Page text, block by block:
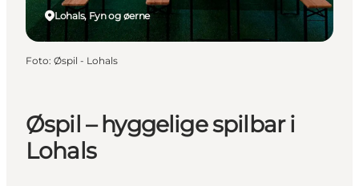
Øspil – hyggelige spilbar i
Lohals
Lohals, Fyn og øerne
Foto: Øspil - Lohals